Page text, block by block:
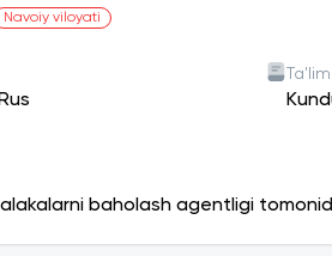
Navoiy viloyati
Rus
baholash agentligi